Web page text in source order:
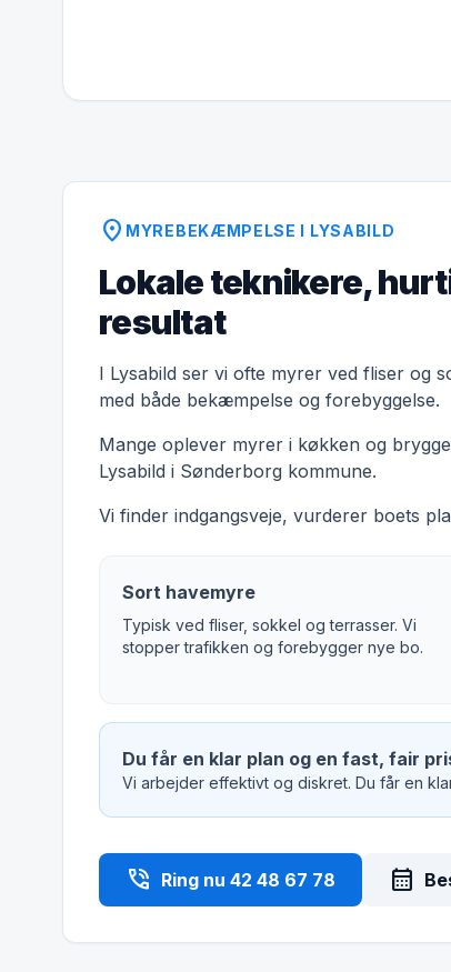
location_on MYREBEKÆMPELSE I LYSABILD
Lokale teknikere,
resultat
I Lysabild ser vi ofte myrer ved fliser og
med både bekæmpelse og forebyggelse.
Mange oplever myrer i køkken og
Lysabild i Sønderborg kommune.
Vi finder indgangsveje, vurderer boets
Sort havemyre
Typisk ved fliser, sokkel og terrasser. Vi
stopper trafikken og forebygger nye bo.
Du får en klar plan og en fast, fair
Vi arbejder effektivt og diskret. Du får en
phone_in_talk Ring nu 42 48 67 78 calendar_month